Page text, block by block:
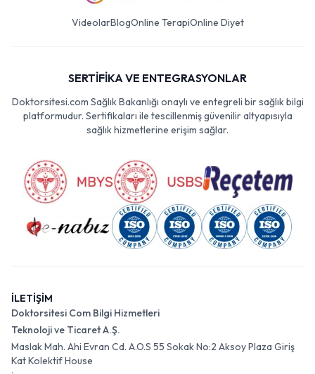
VideolarBlogOnline TerapiOnline Diyet
SERTİFİKA VE ENTEGRASYONLAR
Doktorsitesi.com Sağlık Bakanlığı onaylı ve entegreli bir sağlık bilgi
platformudur. Sertifikaları ile tescillenmiş güvenilir altyapısıyla
sağlık hizmetlerine erişim sağlar.
İLETİŞİM
Doktorsitesi Com Bilgi Hizmetleri
Teknoloji ve Ticaret A.Ş.
Maslak Mah. Ahi Evran Cd. A.O.S 55 Sokak No:2 Aksoy Plaza Giriş
Kat Kolektif House